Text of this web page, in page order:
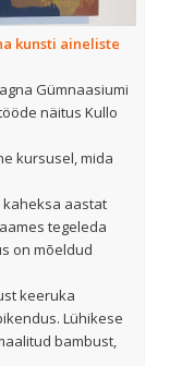
kunsti aineliste
Gümnaasiumi
näitus Kullo
kursusel, mida
kaheksa aastat
tegeleda
on mõeldud
keeruka
Lühikese
bambust,